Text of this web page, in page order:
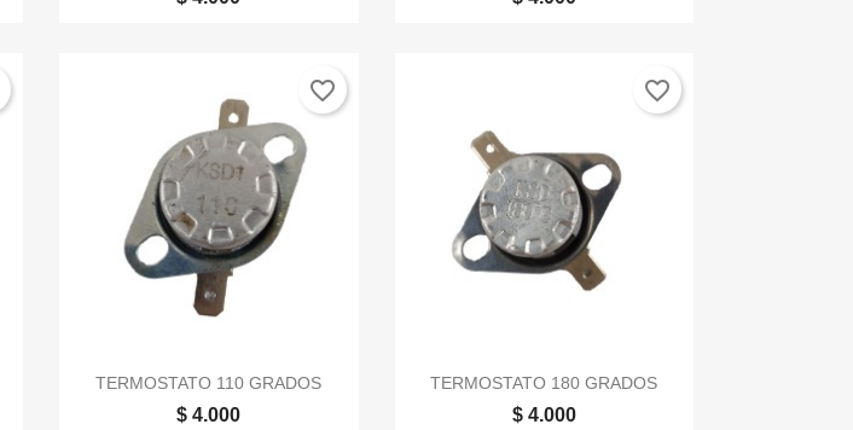
Vista rápida
TERMOSTATO 110 GRADOS
$ 4.000
favorite_border
Vista rápida
TERMOSTATO 180 GRADOS
$ 4.000
favorite_border